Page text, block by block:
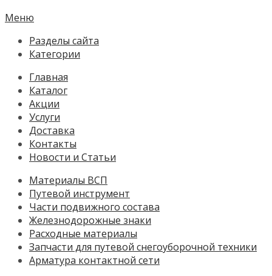
Меню
Разделы сайта
Категории
Главная
Каталог
Акции
Услуги
Доставка
Контакты
Новости и Статьи
Материалы ВСП
Путевой инструмент
Части подвижного состава
Железнодорожные знаки
Расходные материалы
Запчасти для путевой снегоуборочной техники
Арматура контактной сети